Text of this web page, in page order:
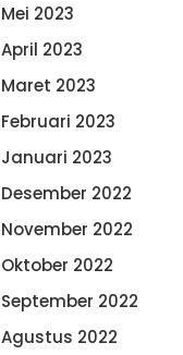
Mei 2023
April 2023
Maret 2023
Februari 2023
Januari 2023
Desember 2022
November 2022
Oktober 2022
September 2022
Agustus 2022